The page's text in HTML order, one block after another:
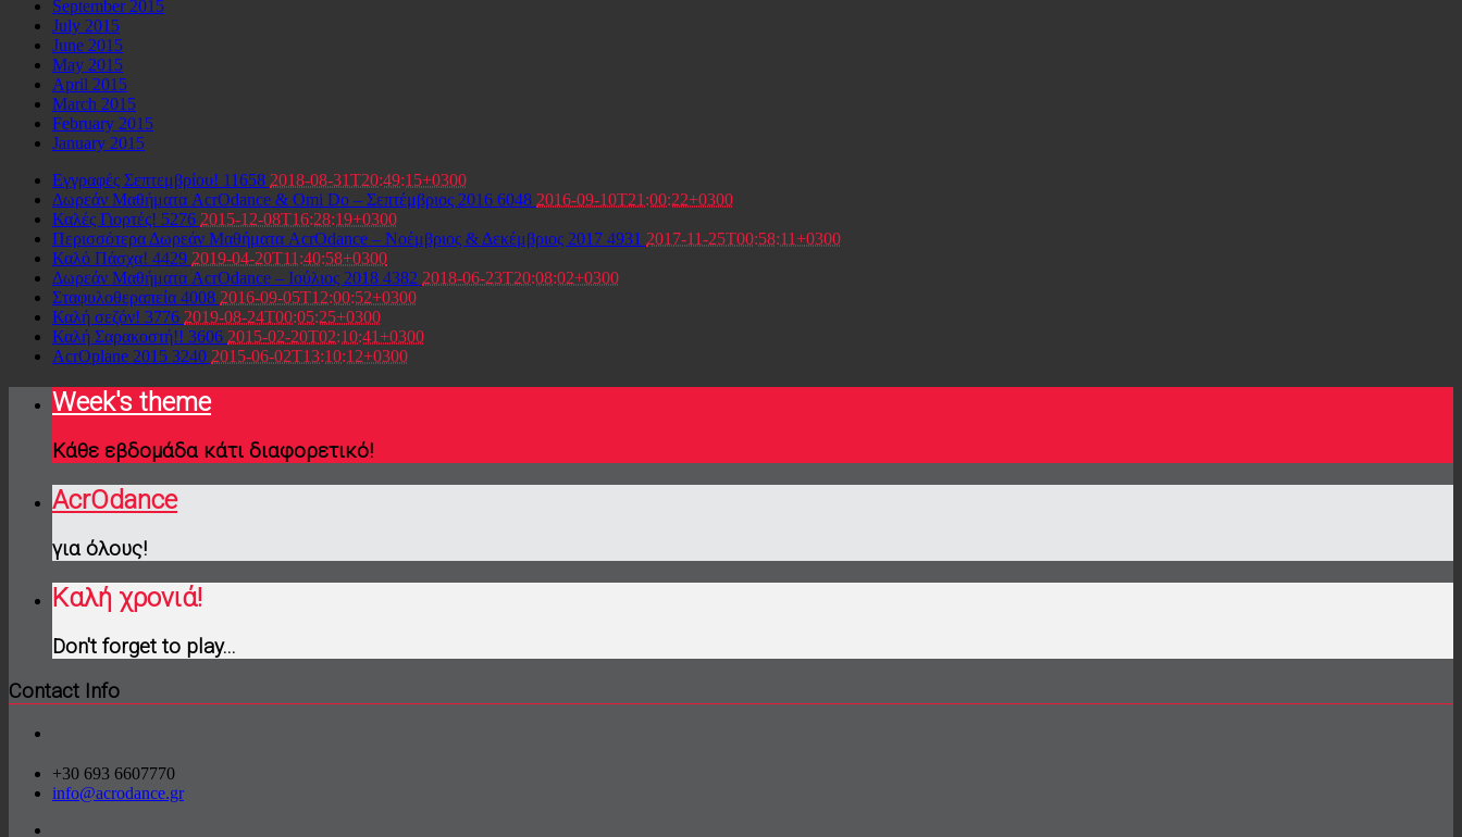
September 2015
July 2015
June 2015
May 2015
April 2015
March 2015
February 2015
January 2015
Εγγραφές Σεπτεμβρίου! 11658 2018-08-31T20:49:15+0300
Δωρεάν Μαθήματα AcrOdance & Omi Do – Σεπτέμβριος 2016 6048 2016-09-10T21:00:22+0300
Καλές Γιορτές! 5276 2015-12-08T16:28:19+0300
Περισσότερα Δωρεάν Μαθήματα AcrOdance – Νοέμβριος & Δεκέμβριος 2017 4931 2017-11-25T00:58:11+0300
Καλό Πάσχα! 4429 2019-04-20T11:40:58+0300
Δωρεάν Μαθήματα AcrOdance – Ιούλιος 2018 4382 2018-06-23T20:08:02+0300
Σταφυλοθεραπεία 4008 2016-09-05T12:00:52+0300
Καλή σεζόν! 3776 2019-08-24T00:05:25+0300
Καλή Σαρακοστή!! 3606 2015-02-20T02:10:41+0300
AcrOplane 2015 3240 2015-06-02T13:10:12+0300
Week's theme
Κάθε εβδομάδα κάτι διαφορετικό!
AcrOdance
για όλους!
Καλή χρονιά!
Don't forget to play...
Contact Info
+30 693 6607770
info@acrodance.gr